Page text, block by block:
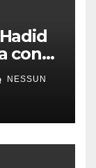
con
NESSUN